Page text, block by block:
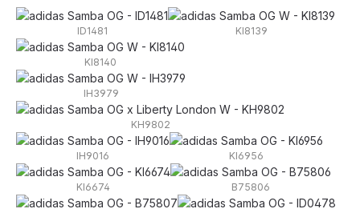
ID1481 KI8139
KI8140
IH3979
KH9802
IH9016 KI6956
KI6674 B75806